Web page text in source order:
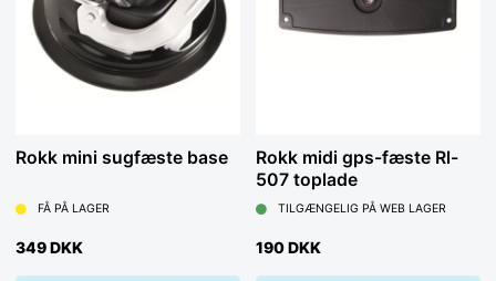
Rokk mini sugfæste base
FÅ PÅ LAGER
349 DKK
Rokk midi gps-fæste Rl-
507 toplade
TILGÆNGELIG PÅ WEB LAGER
190 DKK